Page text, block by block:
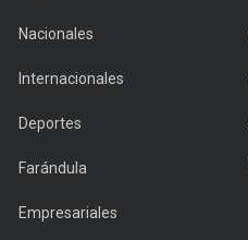
Nacionales
Internacionales
Deportes
Farándula
Empresariales